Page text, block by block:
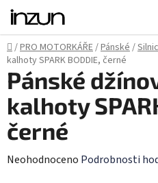
Přejít
obsah
Domů
/PRO MOTORKÁŘE/Pánské/
kalhoty SPARK BODDIE, černé
Pánské
kalhoty
černé
Průměrné
Neohodnoceno Podrobnosti